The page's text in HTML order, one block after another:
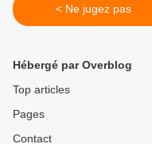
< Ne jugez pas
Hébergé par Overblog
Top articles
Pages
Contact